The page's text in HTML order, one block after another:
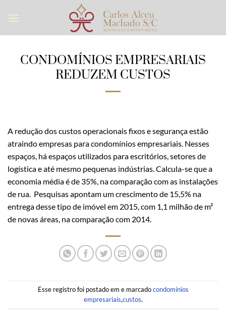
CONDOMÍNIOS EMPRESARIAIS
REDUZEM CUSTOS
A redução dos custos operacionais fixos e segurança estão
atraindo empresas para condomínios empresariais. Nesses
espaços, há espaços utilizados para escritórios, setores de
logística e até mesmo pequenas indústrias. Calcula-se que a
economia média é de 35%, na comparação com as instalações
de rua. Pesquisas apontam um crescimento de 15,5% na
entrega desse tipo de imóvel em 2015, com 1,1 milhão de m²
de novas áreas, na comparação com 2014.
Esse registro foi postado em e marcadocondomínios
empresariais,custos.